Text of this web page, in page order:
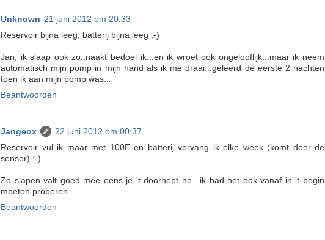
Unknown 21 juni 2012 om 20:33
Reservoir bijna leeg, batterij bijna leeg ;-)
Jan, ik slaap ook zo..naakt bedoel ik...en ik wroet ook ongelooflijk...maar ik neem
automatisch mijn pomp in mijn hand als ik me draai...geleerd de eerste 2 nachten
toen ik aan mijn pomp was...
Beantwoorden
Jangeox
22 juni 2012 om 00:37
Reservoir vul ik maar met 100E en batterij vervang ik elke week (komt door de
sensor) ;-)
Zo slapen valt goed mee eens je 't doorhebt he.. ik had het ook vanaf in 't begin
moeten proberen..
Beantwoorden